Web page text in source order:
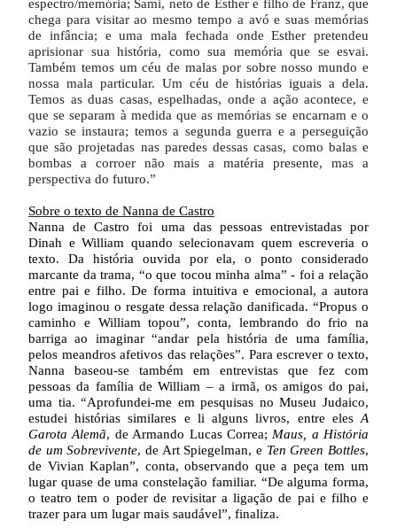
espectro/memória; Sami, neto de Esther e filho de Franz, que
chega para visitar ao mesmo tempo a avó e suas memórias
de infância; e uma mala fechada onde Esther pretendeu
aprisionar sua história, como sua memória que se esvai.
Também temos um céu de malas por sobre nosso mundo e
nossa mala particular. Um céu de histórias iguais a dela.
Temos as duas casas, espelhadas, onde a ação acontece, e
que se separam à medida que as memórias se encarnam e o
vazio se instaura; temos a segunda guerra e a perseguição
que são projetadas nas paredes dessas casas, como balas e
bombas a corroer não mais a matéria presente, mas a
perspectiva do futuro.”
Sobre o texto de Nanna de Castro
Nanna de Castro foi uma das pessoas entrevistadas por
Dinah e William quando selecionavam quem escreveria o
texto. Da história ouvida por ela, o ponto considerado
marcante da trama, “o que tocou minha alma” - foi a relação
entre pai e filho. De forma intuitiva e emocional, a autora
logo imaginou o resgate dessa relação danificada. “Propus o
caminho e William topou”, conta, lembrando do frio na
barriga ao imaginar “andar pela história de uma família,
pelos meandros afetivos das relações”. Para escrever o texto,
Nanna baseou-se também em entrevistas que fez com
pessoas da família de William – a irmã, os amigos do pai,
uma tia. “Aprofundei-me em pesquisas no Museu Judaico,
estudei histórias similares e li alguns livros, entre elesA
Garota Alemã, de Armando Lucas Correa;Maus, a História
de um Sobrevivente, de Art Spiegelman, e Ten Green Bottles,
de Vivian Kaplan”, conta, observando que a peça tem um
lugar quase de uma constelação familiar. “De alguma forma,
o teatro tem o poder de revisitar a ligação de pai e filho e
trazer para um lugar mais saudável”, finaliza.